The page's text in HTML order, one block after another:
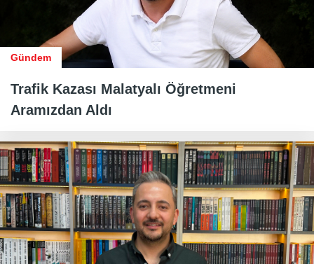
Gündem
Trafik Kazası Malatyalı Öğretmeni
Aramızdan Aldı